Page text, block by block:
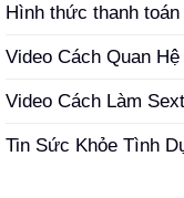
Hình thức thanh toán
Video Cách Quan
Video Cách Làm
Tin Sức Khỏe Tình